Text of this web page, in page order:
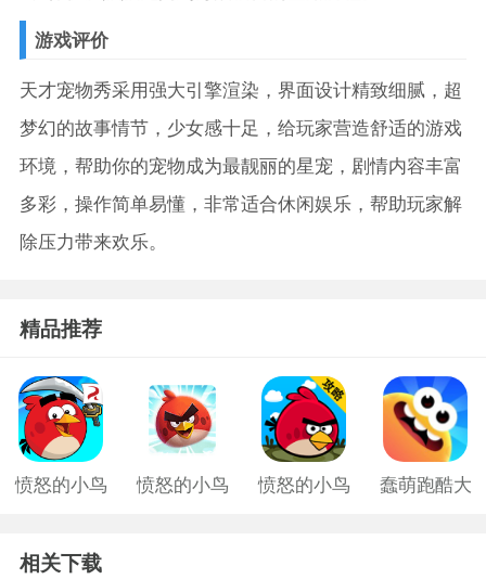
游戏评价
天才宠物秀采用强大引擎渲染，界面设计精致细腻，超
梦幻的故事情节，少女感十足，给玩家营造舒适的游戏
环境，帮助你的宠物成为最靓丽的星宠，剧情内容丰富
多彩，操作简单易懂，非常适合休闲娱乐，帮助玩家解
除压力带来欢乐。
精品推荐
愤怒的小鸟
愤怒的小鸟
愤怒的小鸟
蠢萌跑酷大
相关下载